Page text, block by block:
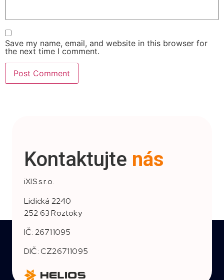
Save my name, email, and website in this browser for
the next time I comment.
Kontaktujte nás
iXIS s.r.o.
Lidická 2240
252 63 Roztoky
IČ: 26711095
DIČ: CZ26711095